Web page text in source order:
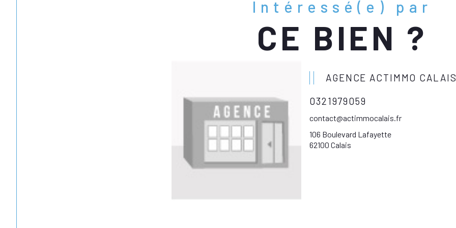
Intéressé(e) par
CE BIEN ?
AGENCE ACTIMMO
0321979059
contact@actimmocalais.fr
106 Boulevard Lafayette
62100 Calais